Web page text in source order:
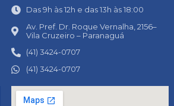
Das 9h às 12h e das 13h às 18:00
Av. Pref. Dr. Roque Vernalha, 2156–
Vila Cruzeiro – Paranaguá
(41) 3424-0707
(41) 3424-0707